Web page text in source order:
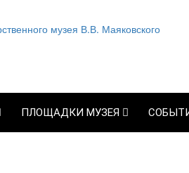
ПЛОЩАДКИ МУЗЕЯ